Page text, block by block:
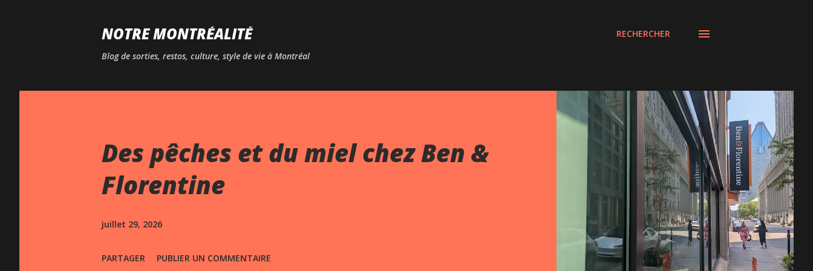
NOTRE MONTRÉALITÉ
Blog de sorties, restos, culture, style de vie à Montréal
RECHERCHER
Des pêches et du miel chez Ben &
Florentine
juillet 29, 2026
PARTAGER PUBLIER UN COMMENTAIRE